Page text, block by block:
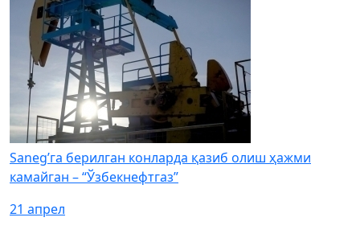
Saneg’га берилган конларда қазиб олиш ҳажми
камайган – “Ўзбекнефтгаз”
21 апрел